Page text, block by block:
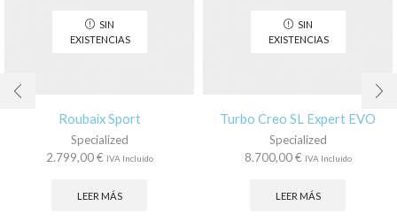
SIN
EXISTENCIAS
Roubaix Sport
Specialized
2.799,00€ IVA Incluido
LEER MÁS
SIN
EXISTENCIAS
Turbo Creo SL Expert EVO
Specialized
8.700,00€ IVA Incluido
LEER MÁS